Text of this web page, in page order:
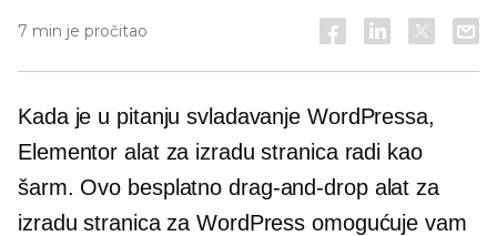
7 min je pročitao
Kada je u pitanju svladavanje WordPressa,
Elementor alat za izradu stranica radi kao
šarm. Ovo besplatno drag-and-dropalat za
izradu stranica za WordPress omogućuje vam